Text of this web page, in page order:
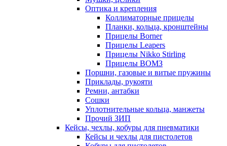
Оптика и крепления
Коллиматорные прицелы
Планки, кольца, кронштейны
Прицелы Borner
Прицелы Leapers
Прицелы Nikko Stirling
Прицелы ВОМЗ
Поршни, газовые и витые пружины
Приклады, рукояти
Ремни, антабки
Сошки
Уплотнительные кольца, манжеты
Прочий ЗИП
Кейсы, чехлы, кобуры для пневматики
Кейсы и чехлы для пистолетов